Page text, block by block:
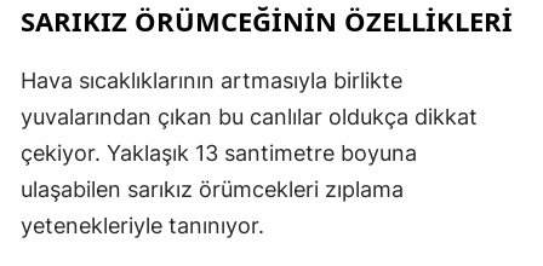
SARIKIZ ÖRÜMCEĞİNİN ÖZELLİKLERİ
Hava sıcaklıklarının artmasıyla birlikte
yuvalarından çıkan bu canlılar oldukça dikkat
çekiyor. Yaklaşık 13 santimetre boyuna
ulaşabilen sarıkız örümcekleri zıplama
yetenekleriyle tanınıyor.